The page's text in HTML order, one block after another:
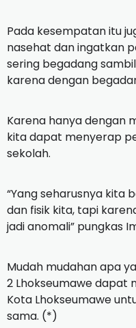
Pada kesempatan itu
nasehat dan ingatkan
sering begadang
karena dengan
Karena hanya dengan
kita dapat menyerap
sekolah.
“Yang seharusnya kita
dan fisik kita, tapi
jadi anomali” pungkas
Mudah mudahan apa
2 Lhokseumawe dapat
Kota Lhokseumawe
sama. (*)